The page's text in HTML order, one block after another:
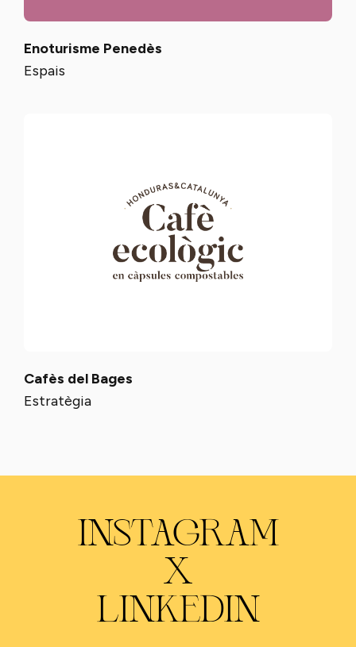
Enoturisme Penedès
Espais
Cafès del Bages
Estratègia
INSTAGRAM
X
LINKEDIN